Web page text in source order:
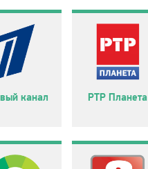
канал РТР Планета